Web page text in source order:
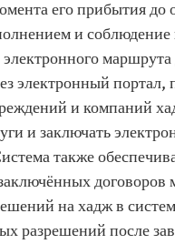
его прибытия до
и
электронный портал,
и компаний
и заключать
также
на хадж в
разрешений после